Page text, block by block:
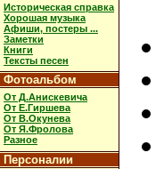
Историческая справка
Хорошая музыка
Афиши, постеры ...
Заметки
Книги
Тексты песен
Фотоальбом
От Д.Анискевича
От Е.Гиршева
От В.Окунева
От Я.Фролова
Разное
Персоналии